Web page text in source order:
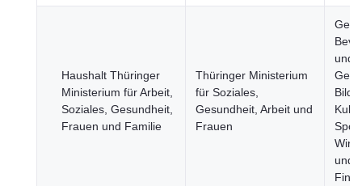
Haushalt Thüringer
Ministerium für Arbeit,
Soziales, Gesundheit,
Frauen und Familie
Thüringer Ministerium
für Soziales,
Gesundheit, Arbeit und
Frauen
und
und